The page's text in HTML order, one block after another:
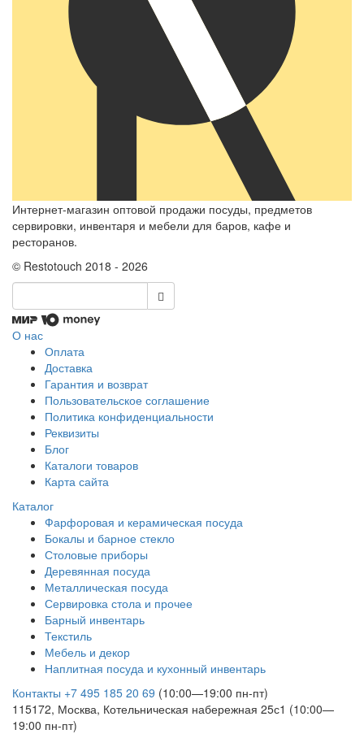
Интернет-магазин оптовой продажи посуды, предметов
сервировки, инвентаря и мебели для баров, кафе и
ресторанов.
© Restotouch 2018 - 2026
О нас
Оплата
Доставка
Гарантия и возврат
Пользовательское соглашение
Политика конфиденциальности
Реквизиты
Блог
Каталоги товаров
Карта сайта
Каталог
Фарфоровая и керамическая посуда
Бокалы и барное стекло
Столовые приборы
Деревянная посуда
Металлическая посуда
Сервировка стола и прочее
Барный инвентарь
Текстиль
Мебель и декор
Наплитная посуда и кухонный инвентарь
Контакты +7 495 185 20 69 (10:00—19:00 пн-пт)
115172, Москва, Котельническая набережная 25с1 (10:00—
19:00 пн-пт)